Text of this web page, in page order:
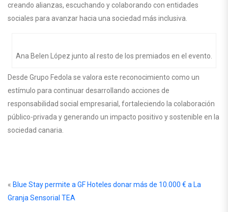
creando alianzas, escuchando y colaborando con entidades
sociales para avanzar hacia una sociedad más inclusiva.
Ana Belen López junto al resto de los premiados en el evento.
Desde Grupo Fedola se valora este reconocimiento como un
estímulo para continuar desarrollando acciones de
responsabilidad social empresarial, fortaleciendo la colaboración
público-privada y generando un impacto positivo y sostenible en la
sociedad canaria.
« Blue Stay permite a GF Hoteles donar más de 10.000 € a La
Granja Sensorial TEA